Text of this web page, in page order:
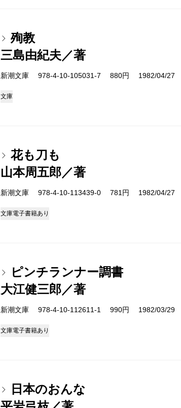
殉教
三島由紀夫／著
新潮文庫 978-4-10-105031-7 880円 1982/04/27
文庫
花も刀も
山本周五郎／著
新潮文庫 978-4-10-113439-0 781円 1982/04/27
文庫電子書籍あり
ピンチランナー調書
大江健三郎／著
新潮文庫 978-4-10-112611-1 990円 1982/03/29
文庫電子書籍あり
日本のおんな